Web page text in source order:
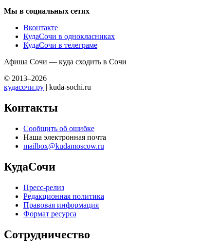
Мы в социальных сетях
Вконтакте
КудаСочи в однокласниках
КудаСочи в телеграме
Афиша Сочи — куда сходить в Сочи
© 2013–2026
кудасочи.ру | kuda-sochi.ru
Контакты
Сообщить об ошибке
Наша электронная почта
mailbox@kudamoscow.ru
КудаСочи
Пресс-релиз
Редакционная политика
Правовая информация
Формат ресурса
Сотрудничество